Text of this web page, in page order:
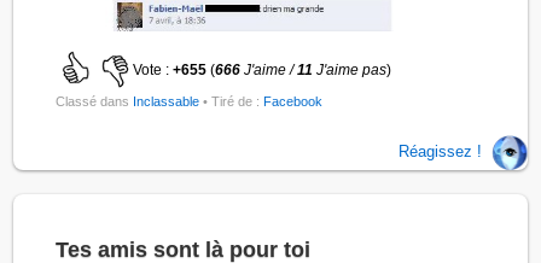
Vote :+655 (666J'aime /11 J'aime pas)
Classé dans Inclassable • Tiré de :Facebook
Réagissez !
Tes amis sont là pour toi